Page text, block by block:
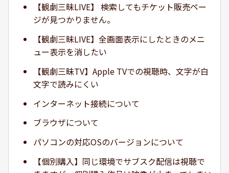
【観劇三昧LIVE】 検索してもチケット販売ペー
ジが見つかりません。
【観劇三昧LIVE】全画面表示にしたときのメニ
ュー表示を消したい
【観劇三昧TV】Apple TVでの視聴時、文字が白
文字で読みにくい
インターネット接続について
ブラウザについて
パソコンの対応OSのバージョンについて
【個別購入】同じ環境でサブスク配信は視聴で